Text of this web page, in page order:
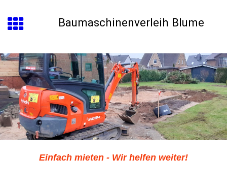
Baumaschinenverleih Blume
Einfach mieten - Wir helfen weiter!